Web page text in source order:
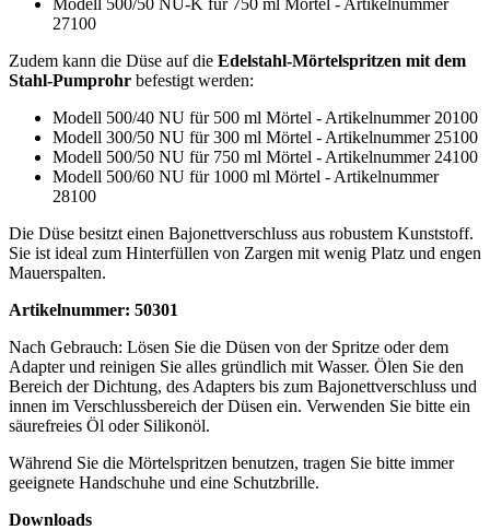
27100
Zudem kann die Düse auf die Edelstahl-Mörtelspritzen mit dem
Stahl-Pumprohr befestigt werden:
Modell 500/40 NU für 500 ml Mörtel - Artikelnummer 20100
Modell 300/50 NU für 300 ml Mörtel - Artikelnummer 25100
Modell 500/50 NU für 750 ml Mörtel - Artikelnummer 24100
Modell 500/60 NU für 1000 ml Mörtel - Artikelnummer
28100
Die Düse besitzt einen Bajonettverschluss aus robustem Kunststoff.
Sie ist ideal zum Hinterfüllen von Zargen mit wenig Platz und engen
Mauerspalten.
Artikelnummer: 50301
Nach Gebrauch: Lösen Sie die Düsen von der Spritze oder dem
Adapter und reinigen Sie alles gründlich mit Wasser. Ölen Sie den
Bereich der Dichtung, des Adapters bis zum Bajonettverschluss und
innen im Verschlussbereich der Düsen ein. Verwenden Sie bitte ein
säurefreies Öl oder Silikonöl.
Während Sie die Mörtelspritzen benutzen, tragen Sie bitte immer
geeignete Handschuhe und eine Schutzbrille.
Downloads